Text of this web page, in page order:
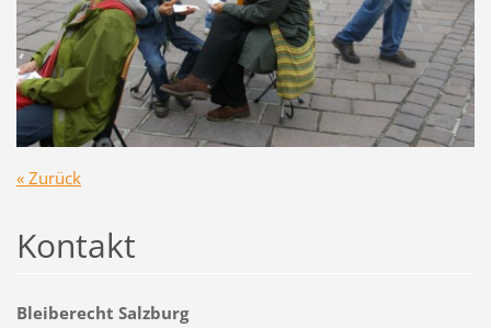
« Zurück
Kontakt
Bleiberecht Salzburg